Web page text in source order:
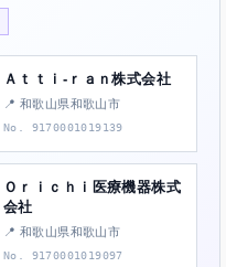
Ａｔｔｉ‐ｒａｎ株式会社
📍 和歌山県和歌山市
No. 9170001019139
Ｏｒｉｃｈｉ医療機器株式
会社
📍 和歌山県和歌山市
No. 9170001019097